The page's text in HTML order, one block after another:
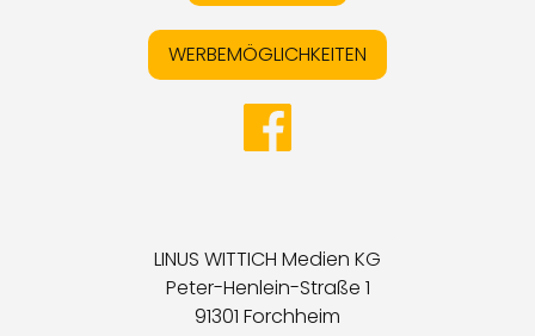
WERBEMÖGLICHKEITEN
LINUS WITTICH Medien KG
Peter-Henlein-Straße 1
91301 Forchheim